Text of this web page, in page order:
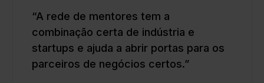
“A rede de mentores tem a
combinação certa de indústria e
startups e ajuda a abrir portas para os
parceiros de negócios certos.”